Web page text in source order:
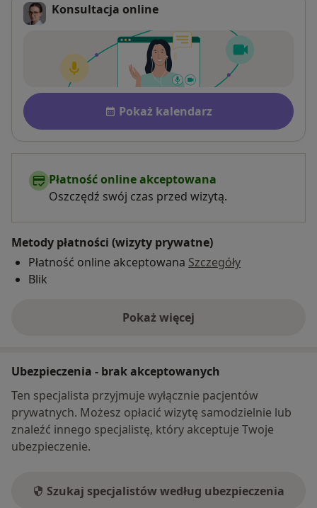
Konsultacja online
Płatność po konsultacji
Dostępność
Pokaż kalendarz
Płatność online akceptowana
Oszczędź swój czas przed wizytą.
Metody płatności (wizyty prywatne)
Płatność online akceptowana Szczegóły
Blik
Pokaż więcej
o adresie
Ubezpieczenia - brak akceptowanych
Ten specjalista przyjmuje wyłącznie pacjentów
prywatnych. Możesz opłacić wizytę samodzielnie lub
znaleźć innego specjalistę, który akceptuje Twoje
ubezpieczenie.
Szukaj specjalistów według ubezpieczenia